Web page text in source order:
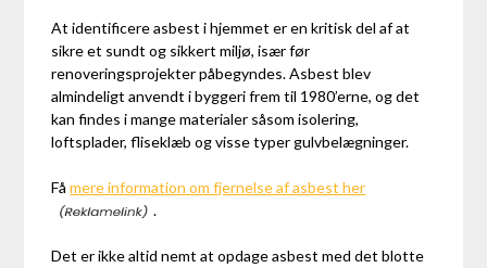
At identificere asbest i hjemmet er en kritisk del af at
sikre et sundt og sikkert miljø, især før
renoveringsprojekter påbegyndes. Asbest blev
almindeligt anvendt i byggeri frem til 1980’erne, og det
kan findes i mange materialer såsom isolering,
loftsplader, fliseklæb og visse typer gulvbelægninger.
Fåmere information om fjernelse af asbest her
.
Det er ikke altid nemt at opdage asbest med det blotte